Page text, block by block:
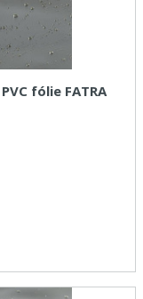
fólie FATRA